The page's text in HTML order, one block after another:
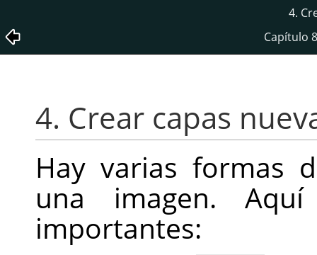
4.
Capítulo
4. Crear capas
Hay varias formas
una imagen.
importantes: